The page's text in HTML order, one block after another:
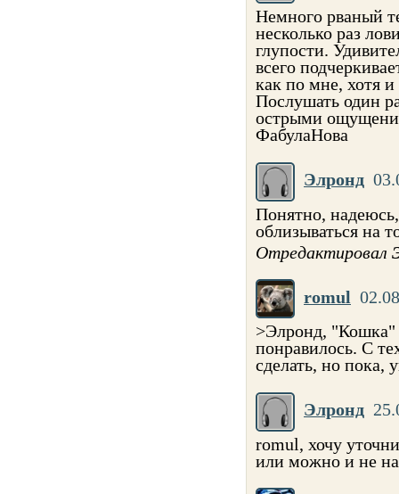
Немного рваный
несколько раз
глупости.
всего
как по мне, хотя
Послушать один
острыми
ФабулаНова
Элронд
Понятно,
облизываться на
Отредактировал
romul
>Элронд, "Кошка"
понравилось. С
сделать, но пока,
Элронд
romul, хочу
или можно и не